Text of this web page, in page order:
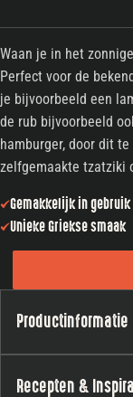
Waan je in het
Perfect voor de
je bijvoorbeeld een
de rub bijvoorbeeld
hamburger, door dit
zelfgemaakte tzatziki
Gemakkelijk in gebruik
Unieke Griekse smaak
Productinformatie
Recepten &